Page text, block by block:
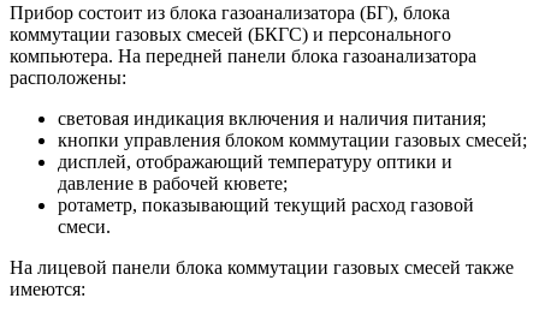
Прибор состоит из блока газоанализатора (БГ), блока
коммутации газовых смесей (БКГС) и персонального
компьютера. На передней панели блока газоанализатора
расположены:
световая индикация включения и наличия питания;
кнопки управления блоком коммутации газовых смесей;
дисплей, отображающий температуру оптики и
давление в рабочей кювете;
ротаметр, показывающий текущий расход газовой
смеси.
На лицевой панели блока коммутации газовых смесей также
имеются: